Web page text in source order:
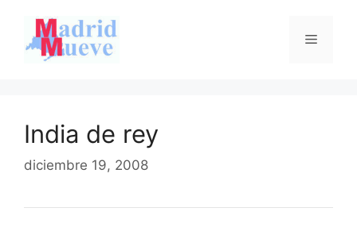
contenido
Menú
India de rey
diciembre 19, 2008